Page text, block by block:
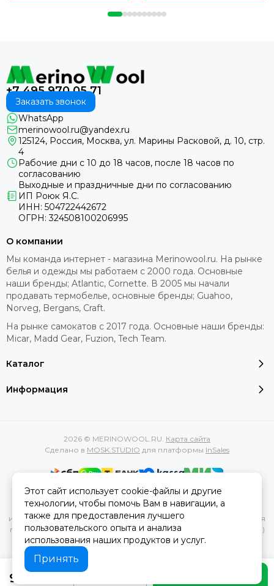
990 ₽
+7 495 970 05 71
Заказать звонок
WhatsApp
merinowool.ru@yandex.ru
125124, Россия, Москва, ул. Марины Расковой, д. 10, стр.
4
Рабочие дни с 10 до 18 часов, после 18 часов по
согласованию
Выходные и праздничные дни по согласованию
ИП Роюк Я.С.
ИНН: 504722442672
ОГРН: 324508100206995
Каталог
Информация
О компании
Мы команда интернет - магазина Merinowool.ru. На рынке
белья и одежды мы работаем с 2000 года. Основные
наши бренды; Atlantic, Cornette. В 2005 мы начали
продавать термобелье, основные бренды; Guahoo,
Norveg, Bergans, Craft.
На рынке самокатов с 2017 года. Основные наши бренды:
Micar, Madd Gear, Fuzion, Tech Team.
2026 © MERINOWOOL.RU. Карта сайта
Сделано в MOSK.STUDIO для платформы InSales
Вся представленная на сайте информация, касающаяся
характеристик, стоимости товаров и услуг, носит
информационный характер и ни при каких условиях не является
публичной офертой, определяемой положениями Статьи 437(2)
Гражданского кодекса РФ.
Этот сайт использует cookie-файлы и другие
технологии, чтобы помочь Вам в навигации, а
также для предоставления лучшего
пользовательского опыта и анализа
использования наших продуктов и услуг.
Принять